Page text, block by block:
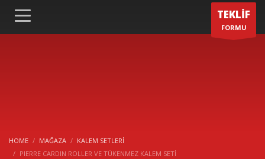
TEKLİF
FORMU
HOME MAĞAZA
KALEM SETLERI
PIERRE CARDIN ROLLER VE TÜKENMEZ KALEM SETİ